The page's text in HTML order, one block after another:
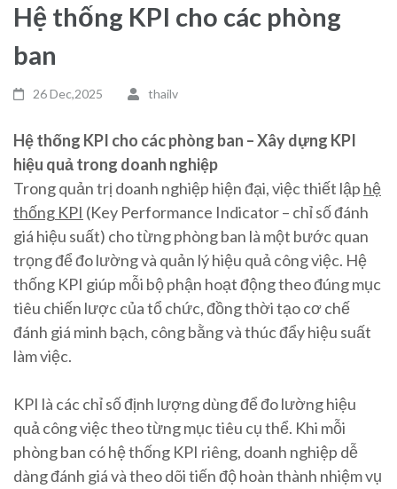
Hệ thống KPI cho các phòng
ban
26 Dec,2025 thailv
Hệ thống KPI cho các phòng ban – Xây dựng KPI
hiệu quả trong doanh nghiệp
Trong quản trị doanh nghiệp hiện đại, việc thiết lập hệ
thống KPI (Key Performance Indicator – chỉ số đánh
giá hiệu suất) cho từng phòng ban là một bước quan
trọng để đo lường và quản lý hiệu quả công việc. Hệ
thống KPI giúp mỗi bộ phận hoạt động theo đúng mục
tiêu chiến lược của tổ chức, đồng thời tạo cơ chế
đánh giá minh bạch, công bằng và thúc đẩy hiệu suất
làm việc.
KPI là các chỉ số định lượng dùng để đo lường hiệu
quả công việc theo từng mục tiêu cụ thể. Khi mỗi
phòng ban có hệ thống KPI riêng, doanh nghiệp dễ
dàng đánh giá và theo dõi tiến độ hoàn thành nhiệm vụ